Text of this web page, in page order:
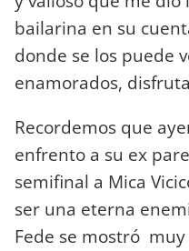
bailarina en su
donde se los puede
enamorados,
Recordemos que
enfrento a su ex
semifinal a Mica
ser una eterna
Fede se mostró